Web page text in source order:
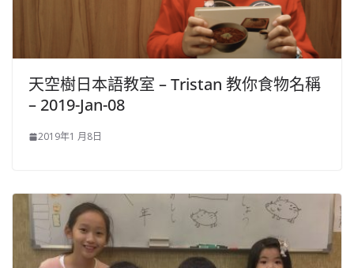
天空樹日本語教室 – Tristan 教你食物名稱
– 2019-Jan-08
2019年1 月8日